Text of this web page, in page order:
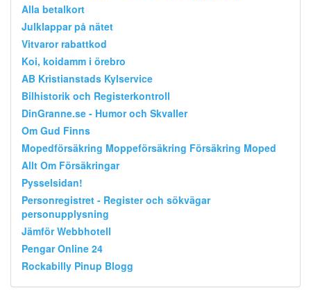
Alla betalkort
Julklappar på nätet
Vitvaror rabattkod
Koi, koidamm i örebro
AB Kristianstads Kylservice
Bilhistorik och Registerkontroll
DinGranne.se - Humor och Skvaller
Om Gud Finns
Mopedförsäkring Moppeförsäkring Försäkring Moped
Allt Om Försäkringar
Pysselsidan!
Personregistret - Register och sökvägar
personupplysning
Jämför Webbhotell
Pengar Online 24
Rockabilly Pinup Blogg